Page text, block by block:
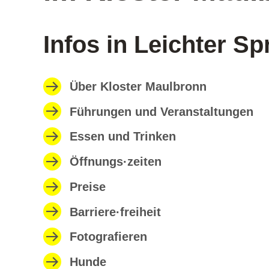
Infos in Leichter
Über Kloster Maulbronn
Führungen und Veranstaltungen
Essen und Trinken
Öffnungs·zeiten
Preise
Barriere·freiheit
Fotografieren
Hunde